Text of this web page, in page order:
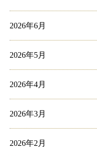
2026年6月
2026年5月
2026年4月
2026年3月
2026年2月